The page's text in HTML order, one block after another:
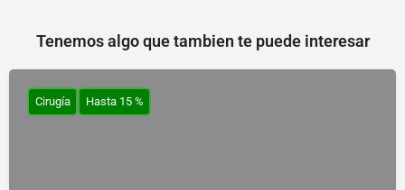
Tenemos algo que tambien te puede interesar
Cirugía Hasta 15 %